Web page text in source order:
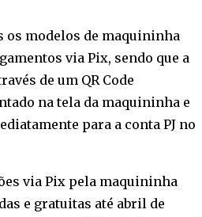
os modelos de maquininha
via Pix, sendo que a
de um QR Code
na tela da maquininha e
para a conta PJ no
via Pix pela maquininha
e gratuitas até abril de